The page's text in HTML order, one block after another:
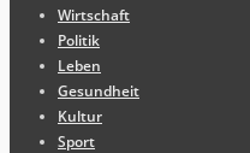
Wirtschaft
Politik
Leben
Gesundheit
Kultur
Sport